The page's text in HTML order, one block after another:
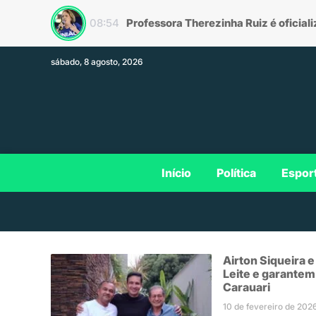
08:54
sábado, 8 agosto, 2026
Início Política
Airton Siqueira
Leite e
Carauari
10 de fevereiro de